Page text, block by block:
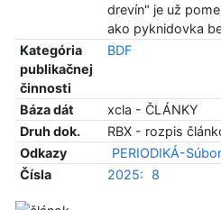
drevín" je už
ako pyknidovka
Kategória
publikačnej
činnosti
BDF
Báza dát
xcla - ČLÁNKY
Druh dok.
RBX - rozpis
Odkazy
PERIODIKÁ-
Čísla
2025: 8